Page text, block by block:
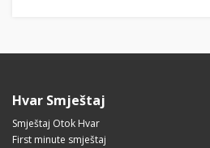
Hvar Smještaj
Smještaj Otok Hvar
First minute smještaj